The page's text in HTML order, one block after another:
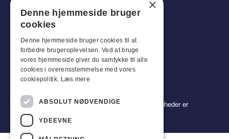
E-mail: vb@viggobendz.dk
Quicklinks
Persondatapolitik
Salgs- og leveringsbetingelser
Copyright 2024 © Viggo Bendz. Alle rettigheder er
×
Denne hjemmeside bruger
cookies
Denne hjemmeside bruger cookies til at
forbedre brugeroplevelsen. Ved at bruge
vores hjemmeside giver du samtykke til alle
cookies i overensstemmelse med vores
cookiepolitik. Læs mere
ABSOLUT NØDVENDIGE
YDEEVNE